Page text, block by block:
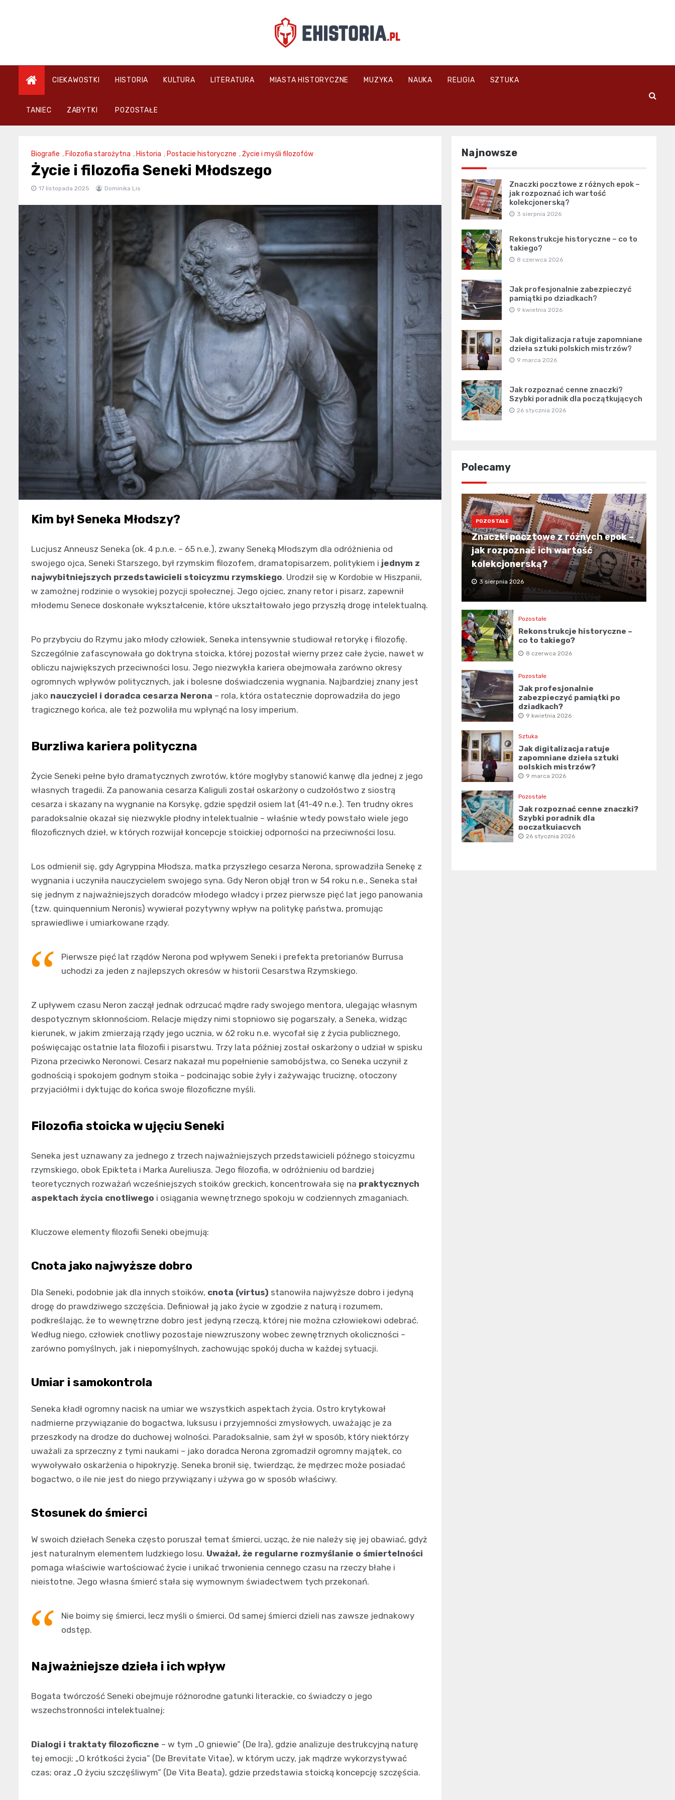
ehistoria.pl
CIEKAWOSTKI HISTORIA KULTURA LITERATURA MIASTA HISTORYCZNE MUZYKA NAUKA RELIGIA SZTUKA
TANIEC ZABYTKI POZOSTAŁE
Biografie , Filozofia starożytna , Historia , Postacie historyczne ,Życie i myśli filozofów
Życie i filozofia Seneki Młodszego
17 listopada 2025 Dominika Lis
Kim był Seneka Młodszy?
Lucjusz Anneusz Seneka (ok. 4 p.n.e. – 65 n.e.), zwany Seneką Młodszym dla odróżnienia od
swojego ojca, Seneki Starszego, był rzymskim filozofem, dramatopisarzem, politykiem i jednym z
najwybitniejszych przedstawicieli stoicyzmu rzymskiego. Urodził się w Kordobie w Hiszpanii,
w zamożnej rodzinie o wysokiej pozycji społecznej. Jego ojciec, znany retor i pisarz, zapewnił
młodemu Senece doskonałe wykształcenie, które ukształtowało jego przyszłą drogę intelektualną.
Po przybyciu do Rzymu jako młody człowiek, Seneka intensywnie studiował retorykę i filozofię.
Szczególnie zafascynowała go doktryna stoicka, której pozostał wierny przez całe życie, nawet w
obliczu największych przeciwności losu. Jego niezwykła kariera obejmowała zarówno okresy
ogromnych wpływów politycznych, jak i bolesne doświadczenia wygnania. Najbardziej znany jest
jako nauczyciel i doradca cesarza Nerona – rola, która ostatecznie doprowadziła do jego
tragicznego końca, ale też pozwoliła mu wpłynąć na losy imperium.
Burzliwa kariera polityczna
Życie Seneki pełne było dramatycznych zwrotów, które mogłyby stanowić kanwę dla jednej z jego
własnych tragedii. Za panowania cesarza Kaliguli został oskarżony o cudzołóstwo z siostrą
cesarza i skazany na wygnanie na Korsykę, gdzie spędził osiem lat (41-49 n.e.). Ten trudny okres
paradoksalnie okazał się niezwykle płodny intelektualnie – właśnie wtedy powstało wiele jego
filozoficznych dzieł, w których rozwijał koncepcje stoickiej odporności na przeciwności losu.
Los odmienił się, gdy Agryppina Młodsza, matka przyszłego cesarza Nerona, sprowadziła Senekę z
wygnania i uczyniła nauczycielem swojego syna. Gdy Neron objął tron w 54 roku n.e., Seneka stał
się jednym z najważniejszych doradców młodego władcy i przez pierwsze pięć lat jego panowania
(tzw. quinquennium Neronis) wywierał pozytywny wpływ na politykę państwa, promując
sprawiedliwe i umiarkowane rządy.
Pierwsze pięć lat rządów Nerona pod wpływem Seneki i prefekta pretorianów Burrusa
uchodzi za jeden z najlepszych okresów w historii Cesarstwa Rzymskiego.
Z upływem czasu Neron zaczął jednak odrzucać mądre rady swojego mentora, ulegając własnym
despotycznym skłonnościom. Relacje między nimi stopniowo się pogarszały, a Seneka, widząc
kierunek, w jakim zmierzają rządy jego ucznia, w 62 roku n.e. wycofał się z życia publicznego,
poświęcając ostatnie lata filozofii i pisarstwu. Trzy lata później został oskarżony o udział w spisku
Pizona przeciwko Neronowi. Cesarz nakazał mu popełnienie samobójstwa, co Seneka uczynił z
godnością i spokojem godnym stoika – podcinając sobie żyły i zażywając truciznę, otoczony
przyjaciółmi i dyktując do końca swoje filozoficzne myśli.
Filozofia stoicka w ujęciu Seneki
Seneka jest uznawany za jednego z trzech najważniejszych przedstawicieli późnego stoicyzmu
rzymskiego, obok Epikteta i Marka Aureliusza. Jego filozofia, w odróżnieniu od bardziej
teoretycznych rozważań wcześniejszych stoików greckich, koncentrowała się na praktycznych
aspektach życia cnotliwego i osiągania wewnętrznego spokoju w codziennych zmaganiach.
Kluczowe elementy filozofii Seneki obejmują:
Cnota jako najwyższe dobro
Dla Seneki, podobnie jak dla innych stoików, cnota (virtus) stanowiła najwyższe dobro i jedyną
drogę do prawdziwego szczęścia. Definiował ją jako życie w zgodzie z naturą i rozumem,
podkreślając, że to wewnętrzne dobro jest jedyną rzeczą, której nie można człowiekowi odebrać.
Według niego, człowiek cnotliwy pozostaje niewzruszony wobec zewnętrznych okoliczności –
zarówno pomyślnych, jak i niepomyślnych, zachowując spokój ducha w każdej sytuacji.
Umiar i samokontrola
Seneka kładł ogromny nacisk na umiar we wszystkich aspektach życia. Ostro krytykował
nadmierne przywiązanie do bogactwa, luksusu i przyjemności zmysłowych, uważając je za
przeszkody na drodze do duchowej wolności. Paradoksalnie, sam żył w sposób, który niektórzy
uważali za sprzeczny z tymi naukami – jako doradca Nerona zgromadził ogromny majątek, co
wywoływało oskarżenia o hipokryzję. Seneka bronił się, twierdząc, że mędrzec może posiadać
bogactwo, o ile nie jest do niego przywiązany i używa go w sposób właściwy.
Stosunek do śmierci
W swoich dziełach Seneka często poruszał temat śmierci, ucząc, że nie należy się jej obawiać, gdyż
jest naturalnym elementem ludzkiego losu. Uważał, że regularne rozmyślanie o śmiertelności
pomaga właściwie wartościować życie i unikać trwonienia cennego czasu na rzeczy błahe i
nieistotne. Jego własna śmierć stała się wymownym świadectwem tych przekonań.
Nie boimy się śmierci, lecz myśli o śmierci. Od samej śmierci dzieli nas zawsze jednakowy
odstęp.
Najważniejsze dzieła i ich wpływ
Bogata twórczość Seneki obejmuje różnorodne gatunki literackie, co świadczy o jego
wszechstronności intelektualnej:
Dialogi i traktaty filozoficzne – w tym „O gniewie” (De Ira), gdzie analizuje destrukcyjną naturę
tej emocji; „O krótkości życia” (De Brevitate Vitae), w którym uczy, jak mądrze wykorzystywać
czas; oraz „O życiu szczęśliwym” (De Vita Beata), gdzie przedstawia stoicką koncepcję szczęścia.
Najnowsze
Znaczki pocztowe z różnych epok –
jak rozpoznać ich wartość
kolekcjonerską?
3 sierpnia 2026
Rekonstrukcje historyczne – co to
takiego?
8 czerwca 2026
Jak profesjonalnie zabezpieczyć
pamiątki po dziadkach?
9 kwietnia 2026
Jak digitalizacja ratuje zapomniane
dzieła sztuki polskich mistrzów?
9 marca 2026
Jak rozpoznać cenne znaczki?
Szybki poradnik dla początkujących
26 stycznia 2026
Polecamy
POZOSTAŁE
Znaczki pocztowe z różnych epok –
jak rozpoznać ich wartość
kolekcjonerską?
3 sierpnia 2026
Pozostałe
Rekonstrukcje historyczne –
co to takiego?
8 czerwca 2026
Pozostałe
Jak profesjonalnie
zabezpieczyć pamiątki po
dziadkach?
9 kwietnia 2026
Sztuka
Jak digitalizacja ratuje
zapomniane dzieła sztuki
polskich mistrzów?
9 marca 2026
Pozostałe
Jak rozpoznać cenne znaczki?
Szybki poradnik dla
początkujących
26 stycznia 2026